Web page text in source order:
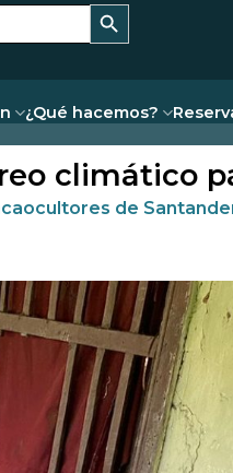
¿Qué hacemos?
climático
de